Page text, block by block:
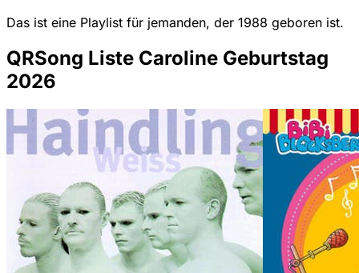
Das ist eine Playlist für jemanden, der 1988 geboren ist.
QRSong Liste Caroline Geburtstag
2026